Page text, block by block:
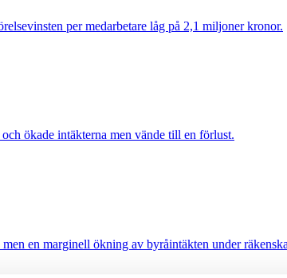
per medarbetare låg på 2,1 miljoner kronor.
ökade intäkterna men vände till en förlust.
en marginell ökning av byråintäkten under